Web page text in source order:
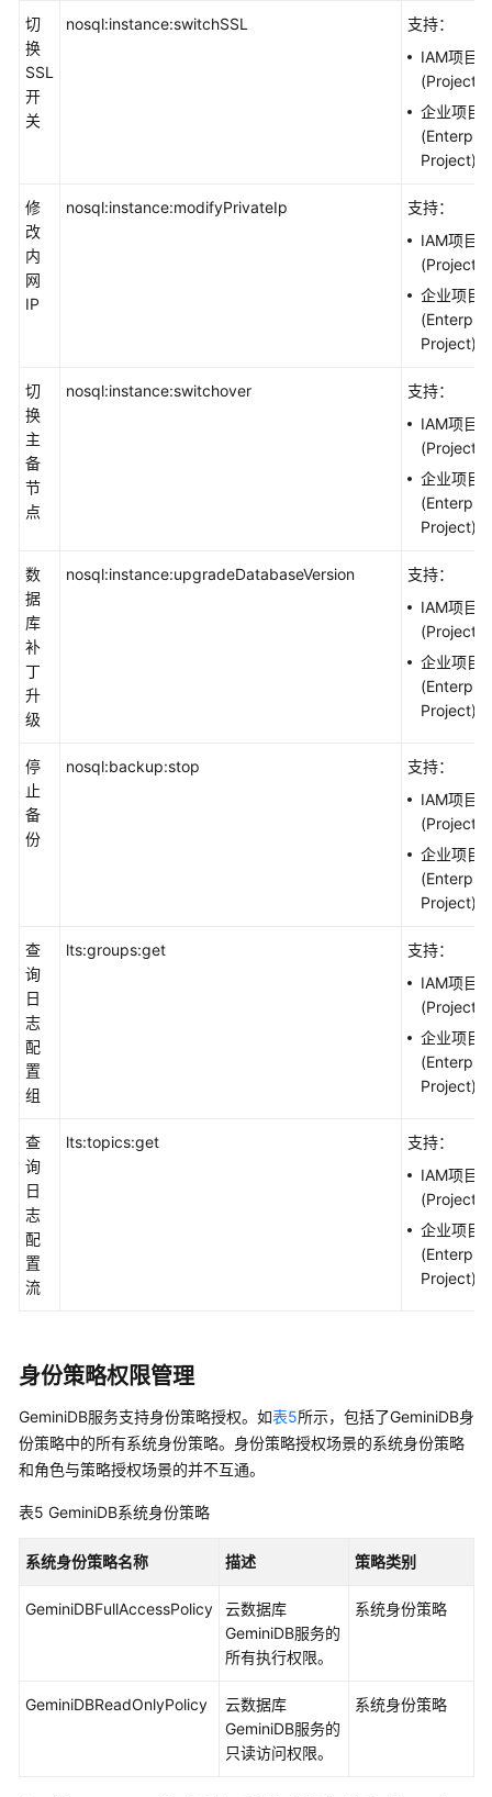
切
换
SSL
开
关
nosql:instance:switchSSL
支持：
IAM项目
(Project)
企业项目
Project)
修
改
内
网
IP
nosql:instance:modifyPrivateIp
支持：
IAM项目
(Project)
企业项目
Project)
切
换
主
备
节
点
nosql:instance:switchover
支持：
IAM项目
(Project)
企业项目
Project)
数
据
库
补
丁
升
级
nosql:instance:upgradeDatabaseVersion
支持：
IAM项目
(Project)
企业项目
Project)
停
止
备
份
nosql:backup:stop
支持：
IAM项目
(Project)
企业项目
Project)
查
询
日
志
配
置
组
lts:groups:get
支持：
IAM项目
(Project)
企业项目
Project)
查
询
日
志
配
置
流
lts:topics:get
支持：
IAM项目
(Project)
企业项目
Project)
身份策略权限管理
GeminiDB服务支持身份策略授权。如表5所示，包括了GeminiDB身
份策略中的所有系统身份策略。身份策略授权场景的系统身份策略
和角色与策略授权场景的并不互通。
表5 GeminiDB系统身份策略
系统身份策略名称 描述 策略类别
GeminiDBFullAccessPolicy
云数据库
GeminiDB服务的
所有执行权限。
系统身份策略
GeminiDBReadOnlyPolicy
云数据库
GeminiDB服务的
只读访问权限。
系统身份策略